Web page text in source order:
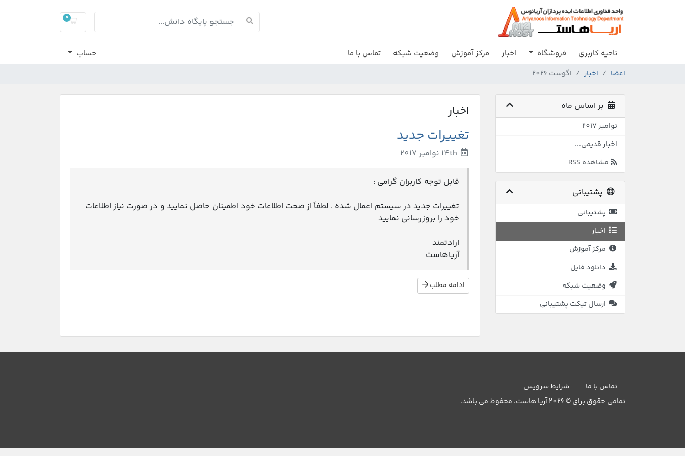
0
کارت خرید
ناحیه کاربری فروشگاه اخبار مرکز آموزش وضعیت شبکه تماس با ما حساب
اعضا اخبار اگوست 2026
بر اساس ماه
نوامبر 2017
اخبار قدیمی...
مشاهده RSS
پشتیبانی
پشتیبانی
اخبار
مرکز آموزش
دانلود فایل
وضعیت شبکه
ارسال تیکت پشتیبانی
اخبار
تغییرات جدید
قابل توجه کاربران گرامی :
تغییرات جدید در سیستم اعمال شده . لطفاً از صحت اطلاعات خود اطمینان حاصل نمایید و در صورت نیاز اطلاعات
خود را بروزرسانی نمایید
ارادتمند
آریاهاست
ادامه مطلب
تماس با ما
شرایط سرویس
تمامی حقوق برای © 2026 آریا هاست. محفوط می باشد.